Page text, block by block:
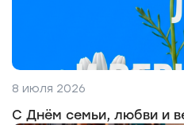
8 июля 2026
С Днём семьи, любви и